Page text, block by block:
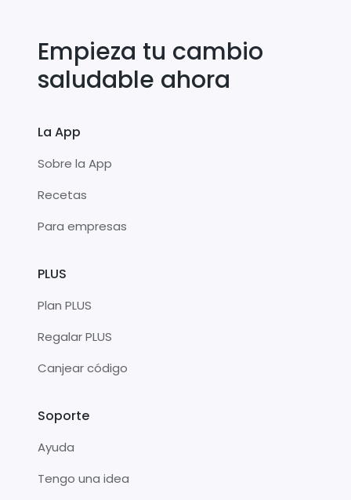
Empieza tu cambio
saludable ahora
La App
Sobre la App
Recetas
Para empresas
PLUS
Plan PLUS
Regalar PLUS
Canjear código
Soporte
Ayuda
Tengo una idea